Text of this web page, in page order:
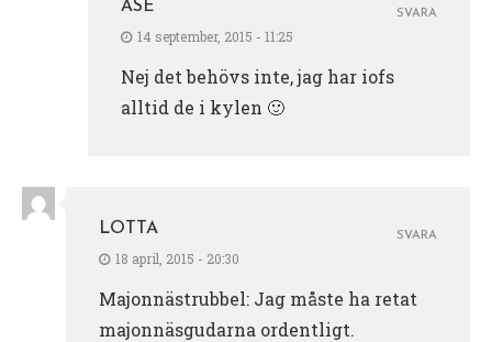
ÅSE
14 september, 2015 - 11:25
Nej det behövs inte, jag har iofs
alltid de i kylen 🙂
SVARA
LOTTA
18 april, 2015 - 20:30
Majonnästrubbel: Jag måste ha retat
majonnäsgudarna ordentligt.
SVARA